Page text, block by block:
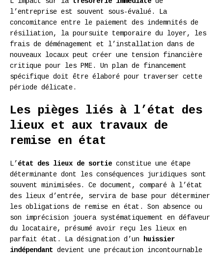
l’entreprise est souvent sous-évalué. La
concomitance entre le paiement des indemnités de
résiliation, la poursuite temporaire du loyer, les
frais de déménagement et l’installation dans de
nouveaux locaux peut créer une tension financière
critique pour les PME. Un plan de financement
spécifique doit être élaboré pour traverser cette
période délicate.
Les pièges liés à l’état des
lieux et aux travaux de
remise en état
L’ état des lieux de sortie constitue une étape
déterminante dont les conséquences juridiques sont
souvent minimisées. Ce document, comparé à l’état
des lieux d’entrée, servira de base pour déterminer
les obligations de remise en état. Son absence ou
son imprécision jouera systématiquement en défaveur
du locataire, présumé avoir reçu les lieux en
parfait état. La désignation d’un
huissier
indépendant devient une précaution incontournable